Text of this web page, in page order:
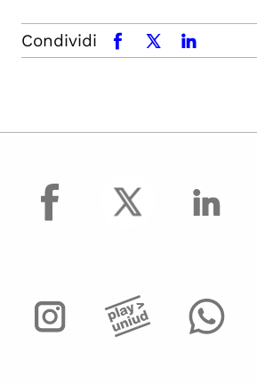
Condividi facebookx.comlinkedin
facebook